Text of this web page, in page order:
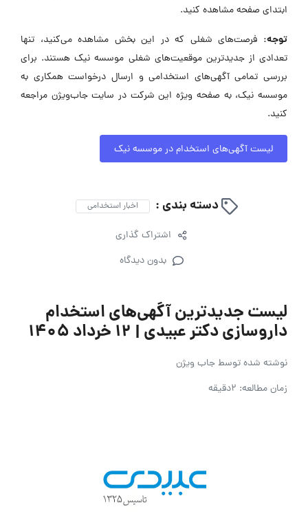
ابتدای صفحه مشاهده کنید.
توجه: فرصت‌های شغلی که در این بخش مشاهده می‌کنید، تنها
تعدادی از جدیدترین موقعیت‌های شغلی موسسه نیک هستند. برای
بررسی تمامی آگهی‌های استخدامی و ارسال درخواست همکاری به
موسسه نیک، به صفحه ویژه این شرکت در سایت جاب‌ویژن مراجعه
کنید.
لیست آگهی‌های استخدام در موسسه نیک
دسته بندی : اخبار استخدامی
اشتراک گذاری
بدون دیدگاه
لیست جدیدترین آگهی‌های استخدام
داروسازی دکتر عبیدی | ۱۲ خرداد ۱۴۰۵
نوشته شده توسطجاب ویژن
زمان مطالعه: 2دقیقه